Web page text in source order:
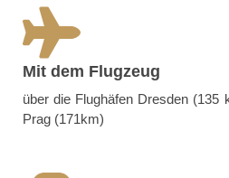
Mit dem Flugzeug
über die Flughäfen Dresden (135
Prag (171km)